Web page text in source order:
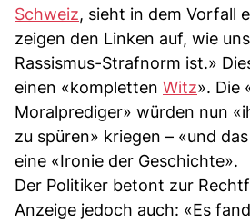
Schweiz, sieht in dem Vorfall
zeigen den Linken auf, wie
Rassismus-Strafnorm ist.»
einen «kompletten Witz». Die
Moralprediger» würden nun
zu spüren» kriegen – «und
eine «Ironie der Geschichte».
Der Politiker betont zur
Anzeige jedoch auch: «Es